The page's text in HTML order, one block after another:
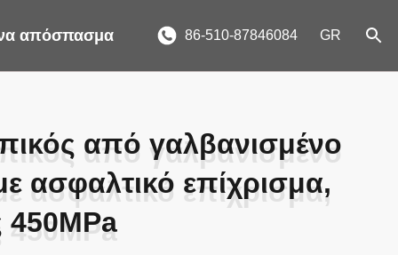
απόσπασμα 86-510-87846084 GR
από γαλβανισμένο
ασφαλτικό επίχρισμα,
450MPa
από γαλβανισμένο
ασφαλτικό επίχρισμα,
450MPa